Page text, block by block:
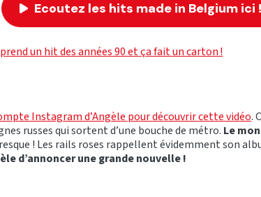
Ecoutez les hits made in Belgium ici !
un hit des années 90 et ça fait un carton !
Instagram d’Angèle pour découvrir cette vidéo.
russes qui sortent d’une bouche de métro. Le
! Les rails roses rappellent évidemment son
d’annoncer une grande nouvelle !